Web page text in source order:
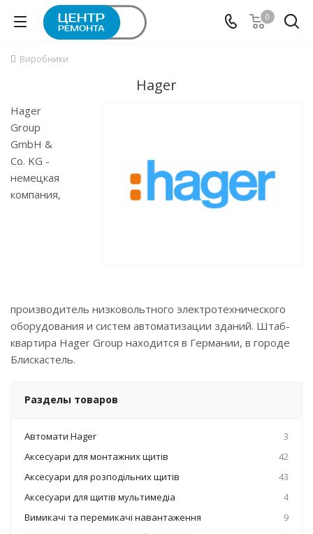
0
Виробники
Hager
Hager
Group
GmbH &
Co. KG -
немецкая
компания,
производитель низковольтного электротехнического
оборудования и систем автоматизации зданий. Штаб-
квартира Hager Group находится в Германии, в городе
Блискастель.
Разделы товаров
Автомати Hager
3
Аксесуари для монтажних щитів
42
Аксесуари для розподільних щитів
43
Аксесуари для щитів мультимедіа
4
Вимикачі та перемикачі навантаження
9